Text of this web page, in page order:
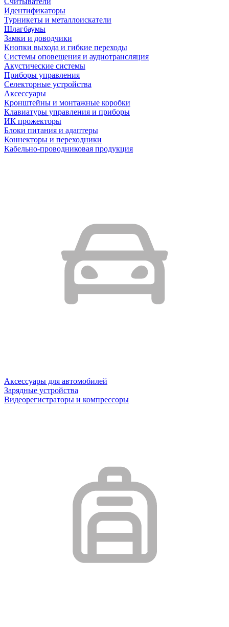
Идентификаторы
Турникеты и металлоискатели
Шлагбаумы
Замки и доводчики
Кнопки выхода и гибкие переходы
Системы оповещения и аудиотрансляция
Акустические системы
Приборы управления
Селекторные устройства
Аксессуары
Кронштейны и монтажные коробки
Клавиатуры управления и приборы
ИК прожекторы
Блоки питания и адаптеры
Коннекторы и переходники
Кабельно-проводниковая продукция
Аксессуары для автомобилей
Зарядные устройства
Видеорегистраторы и компрессоры